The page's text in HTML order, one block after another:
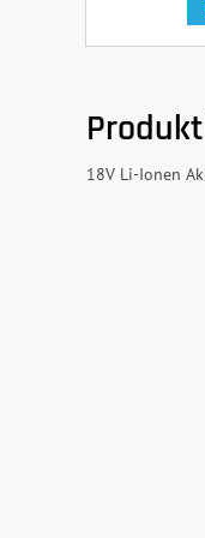
18V Li-Ionen